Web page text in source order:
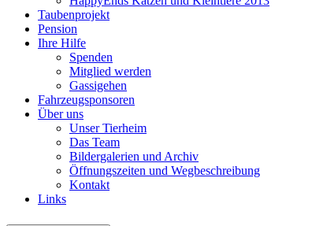
Taubenprojekt
Pension
Ihre Hilfe
Spenden
Mitglied werden
Gassigehen
Fahrzeugsponsoren
Über uns
Unser Tierheim
Das Team
Bildergalerien und Archiv
Öffnungszeiten und Wegbeschreibung
Kontakt
Links